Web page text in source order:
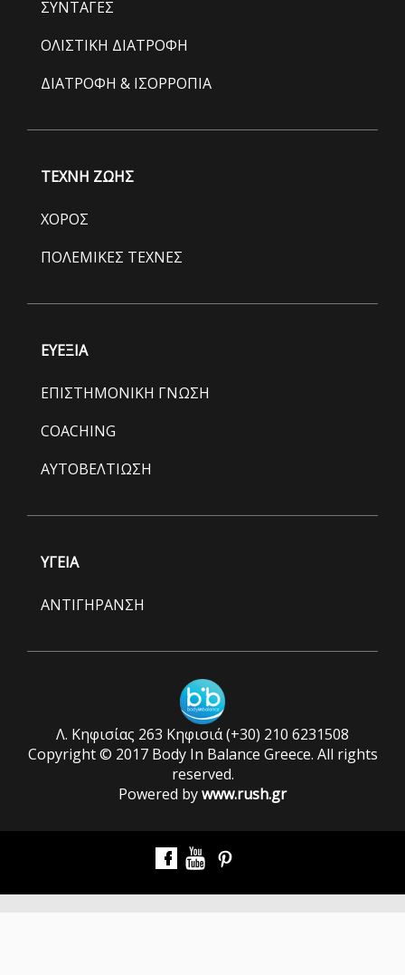
ΣΥΝΤΑΓΕΣ
ΟΛΙΣΤΙΚΗ ΔΙΑΤΡΟΦΗ
ΔΙΑΤΡΟΦΗ & ΙΣΟΡΡΟΠΙΑ
ΤΕΧΝΗ ΖΩΗΣ
ΧΟΡΟΣ
ΠΟΛΕΜΙΚΕΣ ΤΕΧΝΕΣ
ΕΥΕΞΙΑ
ΕΠΙΣΤΗΜΟΝΙΚΗ ΓΝΩΣΗ
COACHING
ΑΥΤΟΒΕΛΤΙΩΣΗ
ΥΓΕΙΑ
ΑΝΤΙΓΗΡΑΝΣΗ
Λ. Κηφισίας 263 Κηφισιά (+30) 210 6231508
Copyright © 2017 Body In Balance Greece. All rights
reserved.
Powered bywww.rush.gr